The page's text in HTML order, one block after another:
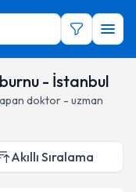
- İstanbul
doktor - uzman
Akıllı Sıralama